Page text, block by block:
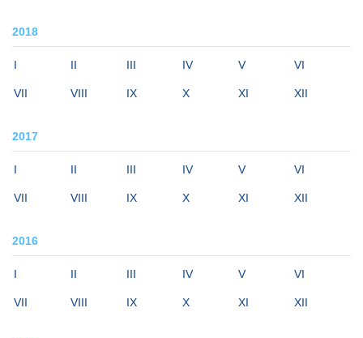
2018
I II III IV V VI
VII VIII IX X XI XII
2017
I II III IV V VI
VII VIII IX X XI XII
2016
I II III IV V VI
VII VIII IX X XI XII